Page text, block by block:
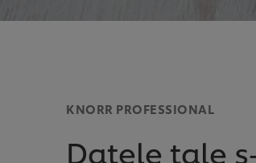
KNORR PROFESSIONAL
Datele tale